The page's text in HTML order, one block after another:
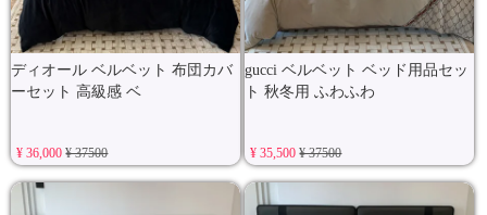
ディオール ベルベット 布団カバ
ーセット 高級感 ベ
¥ 36,000¥ 37500
gucci ベルベット ベッド用品セッ
ト 秋冬用 ふわふわ
¥ 35,500¥ 37500